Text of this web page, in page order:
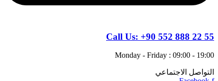
Call Us: +90 552 888 22 55
Monday - Friday : 09:00 - 19:00
التواصل الاجتماعي